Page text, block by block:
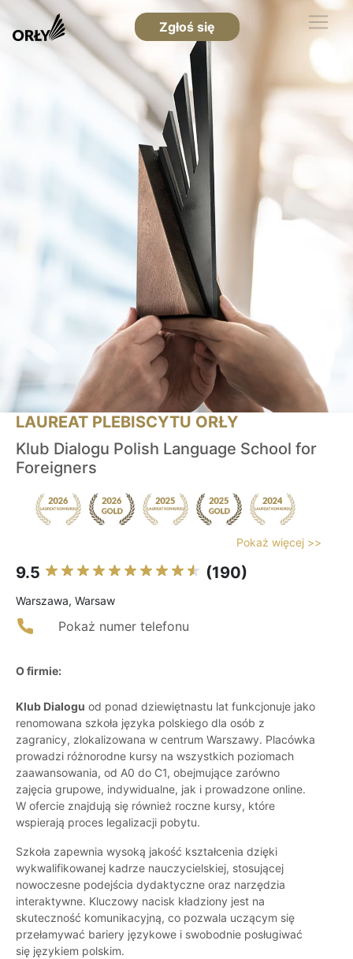
Zgłoś się
LAUREAT PLEBISCYTU ORŁY
Klub Dialogu Polish Language School for
Foreigners
Pokaż więcej >>
9.5 (190)
Warszawa, Warsaw
Pokaż numer telefonu
O firmie:
Klub Dialogu od ponad dziewiętnastu lat funkcjonuje jako
renomowana szkoła języka polskiego dla osób z
zagranicy, zlokalizowana w centrum Warszawy. Placówka
prowadzi różnorodne kursy na wszystkich poziomach
zaawansowania, od A0 do C1, obejmujące zarówno
zajęcia grupowe, indywidualne, jak i prowadzone online.
W ofercie znajdują się również roczne kursy, które
wspierają proces legalizacji pobytu.
Szkoła zapewnia wysoką jakość kształcenia dzięki
wykwalifikowanej kadrze nauczycielskiej, stosującej
nowoczesne podejścia dydaktyczne oraz narzędzia
interaktywne. Kluczowy nacisk kładziony jest na
skuteczność komunikacyjną, co pozwala uczącym się
przełamywać bariery językowe i swobodnie posługiwać
się językiem polskim.